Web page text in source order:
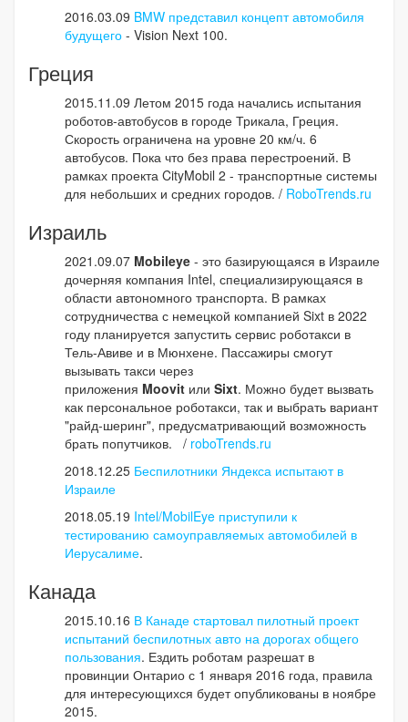
2016.03.09 BMW представил концепт автомобиля
будущего - Vision Next 100.
Греция
2015.11.09 Летом 2015 года начались испытания
роботов-автобусов в городе Трикала, Греция.
Скорость ограничена на уровне 20 км/ч. 6
автобусов. Пока что без права перестроений. В
рамках проекта CityMobil 2 - транспортные системы
для небольших и средних городов. / RoboTrends.ru
Израиль
2021.09.07 Mobileye - это базирующаяся в Израиле
дочерняя компания Intel, специализирующаяся в
области автономного транспорта. В рамках
сотрудничества с немецкой компанией Sixt в 2022
году планируется запустить сервис роботакси в
Тель-Авиве и в Мюнхене. Пассажиры смогут
вызывать такси через
приложения Moovit или Sixt. Можно будет вызвать
как персональное роботакси, так и выбрать вариант
"райд-шеринг", предусматривающий возможность
брать попутчиков. / roboTrends.ru
2018.12.25 Беспилотники Яндекса испытают в
Израиле
2018.05.19 Intel/MobilEye приступили к
тестированию самоуправляемых автомобилей в
Иерусалиме.
Канада
2015.10.16 В Канаде стартовал пилотный проект
испытаний беспилотных авто на дорогах общего
пользования. Ездить роботам разрешат в
провинции Онтарио с 1 января 2016 года, правила
для интересующихся будет опубликованы в ноябре
2015.